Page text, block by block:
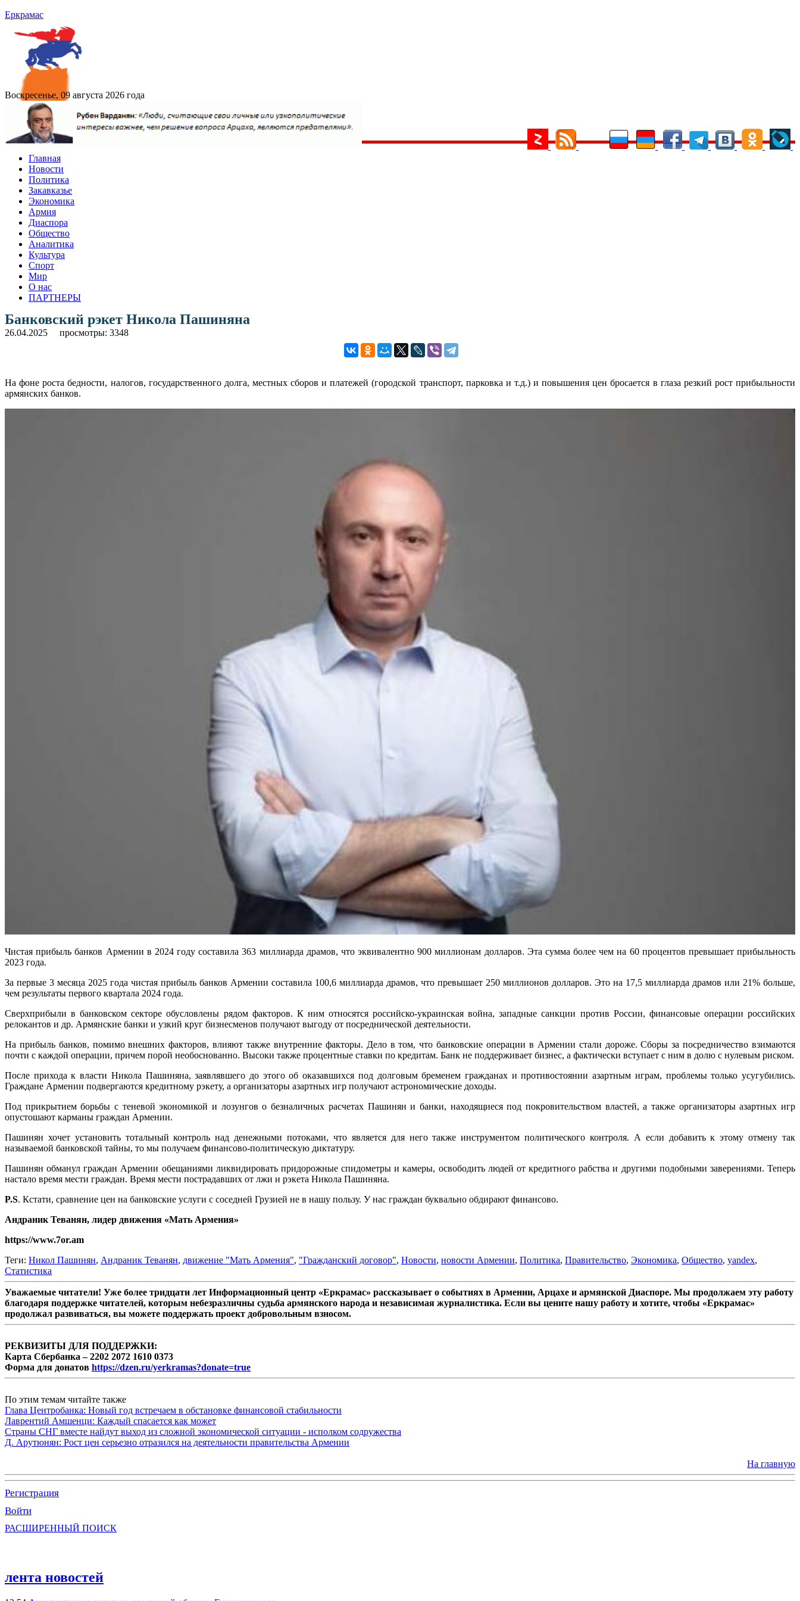
Еркрамас
Воскресенье, 09 августа 2026 года
Главная
Новости
Политика
Закавказье
Экономика
Армия
Диаспора
Общество
Аналитика
Культура
Спорт
Мир
О нас
ПАРТНЕРЫ
Банковский рэкет Никола Пашиняна
26.04.2025 просмотры: 3348
На фоне роста бедности, налогов, государственного долга, местных сборов и платежей (городской транспорт, парковка и т.д.) и повышения цен бросается в глаза резкий рост прибыльности
армянских банков.
Чистая прибыль банков Армении в 2024 году составила 363 миллиарда драмов, что эквивалентно 900 миллионам долларов. Эта сумма более чем на 60 процентов превышает прибыльность
2023 года.
За первые 3 месяца 2025 года чистая прибыль банков Армении составила 100,6 миллиарда драмов, что превышает 250 миллионов долларов. Это на 17,5 миллиарда драмов или 21% больше,
чем результаты первого квартала 2024 года.
Сверхприбыли в банковском секторе обусловлены рядом факторов. К ним относятся российско-украинская война, западные санкции против России, финансовые операции российских
релокантов и др. Армянские банки и узкий круг бизнесменов получают выгоду от посреднической деятельности.
На прибыль банков, помимо внешних факторов, влияют также внутренние факторы. Дело в том, что банковские операции в Армении стали дороже. Сборы за посредничество взимаются
почти с каждой операции, причем порой необоснованно. Высоки также процентные ставки по кредитам. Банк не поддерживает бизнес, а фактически вступает с ним в долю с нулевым риском.
После прихода к власти Никола Пашиняна, заявлявшего до этого об оказавшихся под долговым бременем гражданах и противостоянии азартным играм, проблемы только усугубились.
Граждане Армении подвергаются кредитному рэкету, а организаторы азартных игр получают астрономические доходы.
Под прикрытием борьбы с теневой экономикой и лозунгов о безналичных расчетах Пашинян и банки, находящиеся под покровительством властей, а также организаторы азартных игр
опустошают карманы граждан Армении.
Пашинян хочет установить тотальный контроль над денежными потоками, что является для него также инструментом политического контроля. А если добавить к этому отмену так
называемой банковской тайны, то мы получаем финансово-политическую диктатуру.
Пашинян обманул граждан Армении обещаниями ликвидировать придорожные спидометры и камеры, освободить людей от кредитного рабства и другими подобными заверениями. Теперь
настало время мести граждан. Время мести пострадавших от лжи и рэкета Никола Пашиняна.
P.S. Кстати, сравнение цен на банковские услуги с соседней Грузией не в нашу пользу. У нас граждан буквально обдирают финансово.
Андраник Теванян, лидер движения «Мать Армения»
https://www.7or.am
Теги: Никол Пашинян, Андраник Теванян, движение "Мать Армения", "Гражданский договор", Новости, новости Армении, Политика, Правительство, Экономика, Общество, yandex,
Статистика
Уважаемые читатели! Уже более тридцати лет Информационный центр «Еркрамас» рассказывает о событиях в Армении, Арцахе и армянской Диаспоре. Мы продолжаем эту работу
благодаря поддержке читателей, которым небезразличны судьба армянского народа и независимая журналистика. Если вы цените нашу работу и хотите, чтобы «Еркрамас»
продолжал развиваться, вы можете поддержать проект добровольным взносом.
РЕКВИЗИТЫ ДЛЯ ПОДДЕРЖКИ:
Карта Сбербанка – 2202 2072 1610 0373
Форма для донатов https://dzen.ru/yerkramas?donate=true
По этим темам читайте также
Глава Центробанка: Новый год встречаем в обстановке финансовой стабильности
Лаврентий Амшенци: Каждый спасается как может
Страны СНГ вместе найдут выход из сложной экономической ситуации - исполком содружества
Д. Арутюнян: Рост цен серьезно отразился на деятельности правительства Армении
На главную
Регистрация
Войти
РАСШИРЕННЫЙ ПОИСК
лента новостей